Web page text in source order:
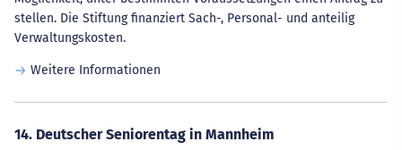
stellen. Die Stiftung finanziert Sach-, Personal- und anteilig
Verwaltungskosten.
Weitere Informationen
14. Deutscher Seniorentag in Mannheim